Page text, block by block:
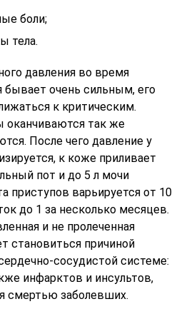
боли;
тела.
давления во время
бывает очень сильным, его
к критическим.
оканчиваются так же
После чего давление у
к коже приливает
пот и до 5 л мочи
приступов варьируется от 10
до 1 за несколько месяцев.
и не пролеченная
становиться причиной
сосудистой системе:
инфарктов и инсультов,
смертью заболевших.